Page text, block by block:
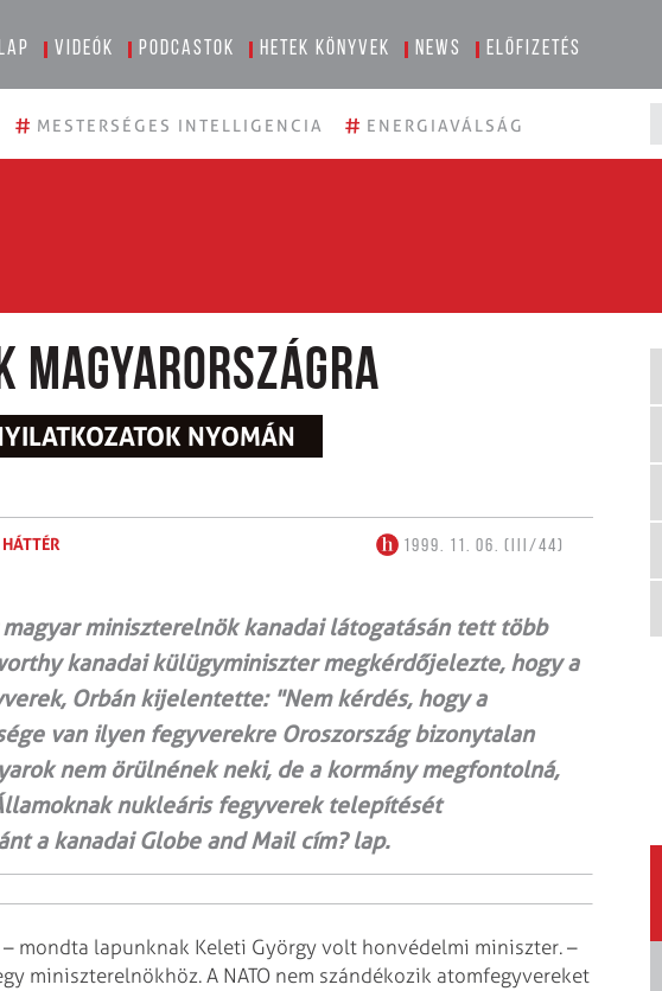
Videók Podcastok Hetek könyvek News Előfizetés
# MESTERSÉGES INTELLIGENCIA # ENERGIAVÁLSÁG
Magyarországra
NYOMÁN
HÁTTÉR
1999. 11. 06. (III/44)
miniszterelnök kanadai látogatásán tett több
kanadai külügyminiszter megkérdőjelezte, hogy a
Orbán kijelentette: "Nem kérdés, hogy a
van ilyen fegyverekre Oroszország bizonytalan
nem örülnének neki, de a kormány megfontolná,
nukleáris fegyverek telepítését
a kanadai Globe and Mail cím? lap.
mondta lapunknak Keleti György volt honvédelmi miniszter. –
miniszterelnökhöz. A NATO nem szándékozik atomfegyvereket